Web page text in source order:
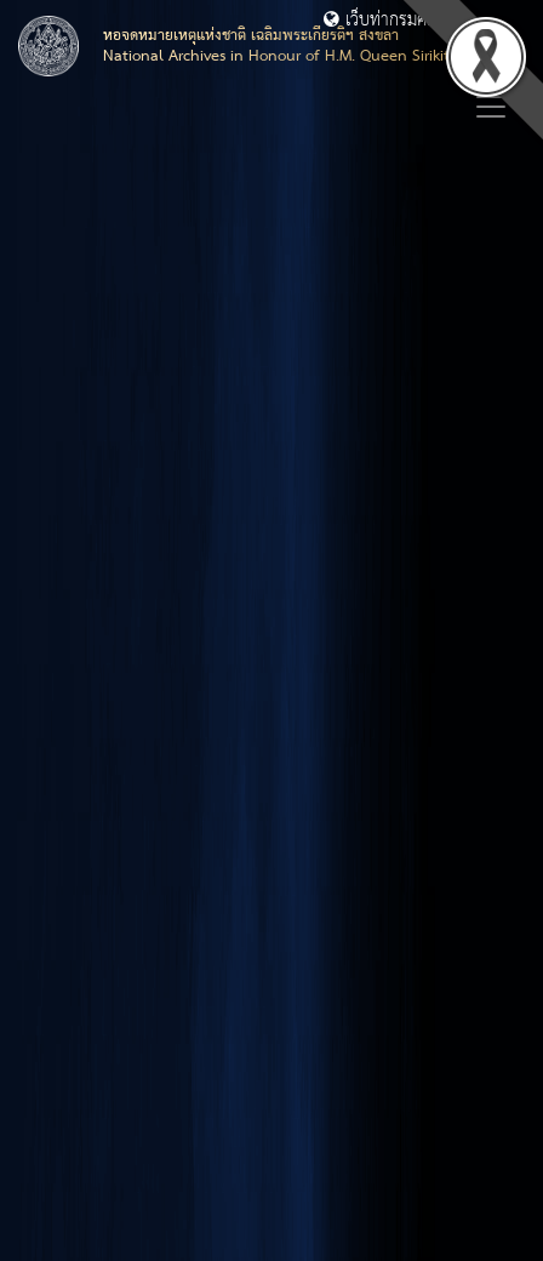
หอจดหมายเหตุแห่งชาติ เฉลิมพระเกียรติฯ สงขลา
National Archives in Honour of H.M. Queen Sirikit, Songkhla
เว็บท่ากรมศิลปากร